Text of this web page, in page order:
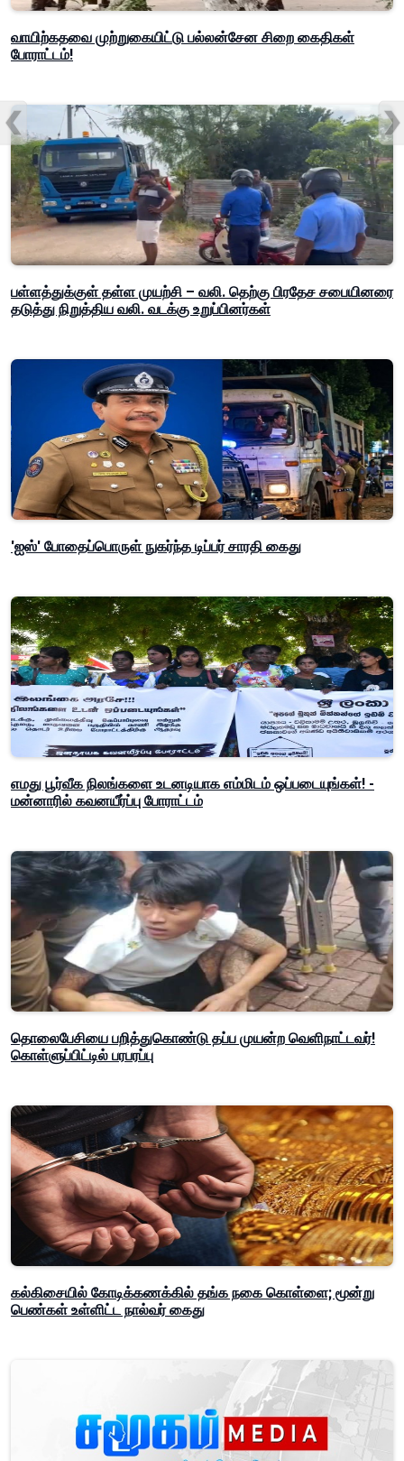
வாயிற்கதவை முற்றுகையிட்டு பல்லன்சேன சிறை கைதிகள்
போராட்டம்!
பள்ளத்துக்குள் தள்ள முயற்சி – வலி. தெற்கு பிரதேச சபையினரை
தடுத்து நிறுத்திய வலி. வடக்கு உறுப்பினர்கள்
'ஐஸ்' போதைப்பொருள் நுகர்ந்த டிப்பர் சாரதி கைது
எமது பூர்வீக நிலங்களை உடனடியாக எம்மிடம் ஒப்படையுங்கள்! -
மன்னாரில் கவனயீர்ப்பு போராட்டம்
தொலைபேசியை பறித்துகொண்டு தப்ப முயன்ற வெளிநாட்டவர்!
கொள்ளுப்பிட்டில் பரபரப்பு
கல்கிசையில் கோடிக்கணக்கில் தங்க நகை கொள்ளை; மூன்று
பெண்கள் உள்ளிட்ட நால்வர் கைது